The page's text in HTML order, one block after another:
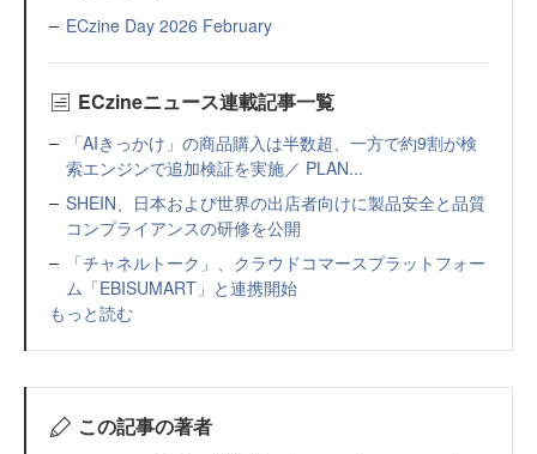
ECzine Day 2026 February
ECzineニュース連載記事一覧
「AIきっかけ」の商品購入は半数超、一方で約9割が検
索エンジンで追加検証を実施／ PLAN...
SHEIN、日本および世界の出店者向けに製品安全と品質
コンプライアンスの研修を公開
「チャネルトーク」、クラウドコマースプラットフォー
ム「EBISUMART」と連携開始
もっと読む
この記事の著者